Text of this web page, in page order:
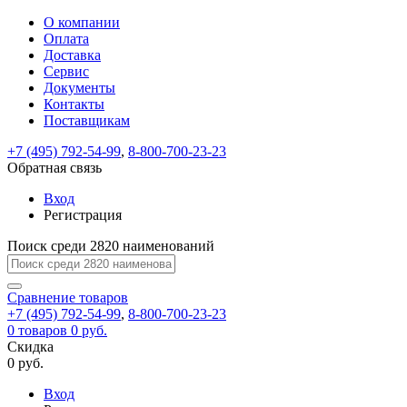
ВходРегистрация
Только
test@example.com
отправлена
по
ней
для
регистрации.
Ок
Только
Запомнить
меня
Забыли
Восстановление
пароля
Заполните
форму.
Мы
отправим
ссылку
на
указанный
электронный
адрес,
перейдя
по
которой
вы
новый
На
вашу
test@test.ru
отправлена
ссылка.
Перейдите
по
для
смены
пароля.
Введите
новый
пароль
Сменить
Пароль
успешно
Войти
Обратная
связь
Сообщение
пользовательского
соглашения
Ваше
сообщение
успешно
О компании
Оплата
Доставка
Сервис
Документы
Контакты
Поставщикам
+7 (495) 792-54-99, 8-800-700-23-23
Обратная связь
Вход
Регистрация
Поиск среди 2820 наименований
Сравнение товаров
+7 (495) 792-54-99, 8-800-700-23-23
0 товаров 0 руб.
Скидка
0 руб.
Вход